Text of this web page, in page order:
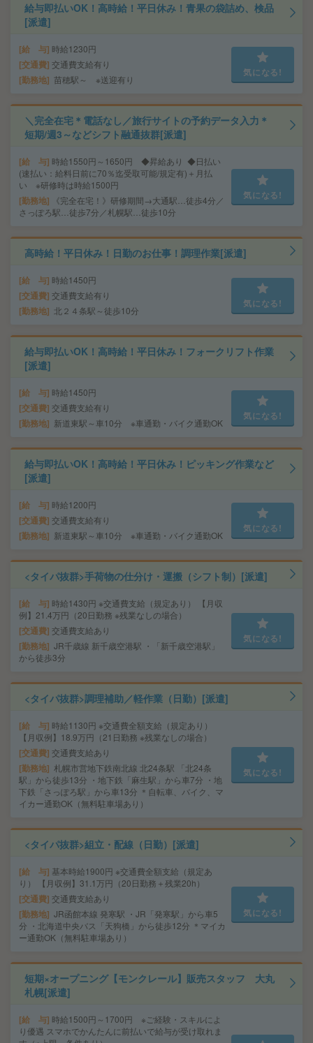
給与即払いOK！高時給！平日休み！青果の袋詰め、検品
[派遣]
給 与 時給1230円
交通費 交通費支給有り
勤務地 苗穂駅～ ※送迎有り
気になる!
＼完全在宅＊電話なし／旅行サイトの予約データ入力＊
短期/週3～などシフト融通抜群[派遣]
給 与 時給1550円～1650円 ◆昇給あり ◆日払い
(速払い：給料日前に70％迄受取可能/規定有)＋月払
い ※研修時は時給1500円
勤務地
《完全在宅！》研修期間→大通駅…徒歩4分／
さっぽろ駅…徒歩7分／札幌駅…徒歩10分
気になる!
高時給！平日休み！日勤のお仕事！調理作業[派遣]
給 与 時給1450円
交通費 交通費支給有り
勤務地 北２４条駅～徒歩10分
気になる!
給与即払いOK！高時給！平日休み！フォークリフト作業
[派遣]
給 与 時給1450円
交通費 交通費支給有り
勤務地 新道東駅～車10分 ※車通勤・バイク通勤OK
気になる!
給与即払いOK！高時給！平日休み！ピッキング作業など
[派遣]
給 与 時給1200円
交通費 交通費支給有り
勤務地 新道東駅～車10分 ※車通勤・バイク通勤OK
気になる!
<タイパ抜群>手荷物の仕分け・運搬（シフト制）[派遣]
給 与 時給1430円 ※交通費支給（規定あり） 【月収
例】21.4万円（20日勤務 ※残業なしの場合）
交通費 交通費支給あり
勤務地 JR千歳線 新千歳空港駅 ・「新千歳空港駅」
から徒歩3分
気になる!
<タイパ抜群>調理補助／軽作業（日勤）[派遣]
給 与 時給1130円 ※交通費全額支給（規定あり）
【月収例】18.9万円（21日勤務 ※残業なしの場合）
交通費 交通費支給あり
勤務地 札幌市営地下鉄南北線 北24条駅 「北24条
駅」から徒歩13分 ・地下鉄「麻生駅」から車7分 ・地
下鉄「さっぽろ駅」から車13分 ＊自転車、バイク、マ
イカー通勤OK（無料駐車場あり）
気になる!
<タイパ抜群>組立・配線（日勤）[派遣]
給 与 基本時給1900円 ※交通費全額支給（規定あ
り） 【月収例】31.1万円（20日勤務＋残業20h）
交通費 交通費支給あり
勤務地 JR函館本線 発寒駅 ・JR「発寒駅」から車5
分 ・北海道中央バス「天狗橋」から徒歩12分 ＊マイカ
ー通勤OK（無料駐車場あり）
気になる!
短期×オープニング【モンクレール】販売スタッフ 大丸
札幌[派遣]
給 与 時給1500円～1700円 ※ご経験・スキルによ
り優遇 スマホでかんたんに前払いで給与が受け取れま